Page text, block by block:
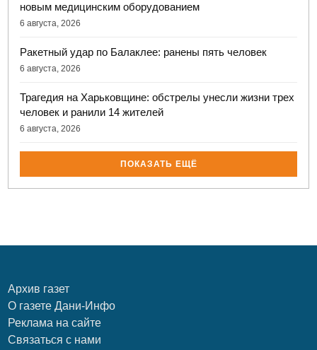
новым медицинским оборудованием
6 августа, 2026
Ракетный удар по Балаклее: ранены пять человек
6 августа, 2026
Трагедия на Харьковщине: обстрелы унесли жизни трех
человек и ранили 14 жителей
6 августа, 2026
ПОКАЗАТЬ ЕЩЁ
Архив газет
О газете Дани-Инфо
Реклама на сайте
Связаться с нами